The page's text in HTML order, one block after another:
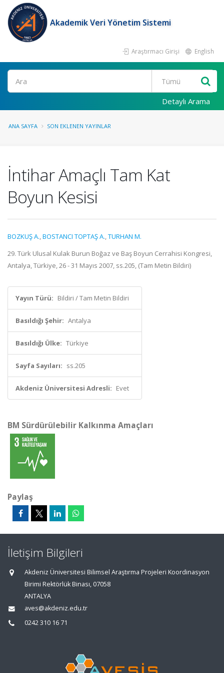
Akademik Veri Yönetim Sistemi
Araştırmacı Girişi English
Ara
Detaylı Arama
ANA SAYFA SON EKLENEN YAYINLAR
İntihar Amaçlı Tam Kat
Boyun Kesisi
BOZKUŞ A.,BOSTANCI TOPTAŞ A.,TURHAN M.
29. Türk Ulusal Kulak Burun Boğaz ve Baş Boyun Cerrahisi Kongresi,
Antalya, Türkiye, 26 - 31 Mayıs 2007, ss.205, (Tam Metin Bildiri)
Yayın Türü: Bildiri / Tam Metin Bildiri
Basıldığı Şehir: Antalya
Basıldığı Ülke: Türkiye
Sayfa Sayıları: ss.205
Akdeniz Üniversitesi Adresli: Evet
BM Sürdürülebilir Kalkınma Amaçları
Paylaş
İletişim Bilgileri
Akdeniz Üniversitesi Bilimsel Araştırma Projeleri Koordinasyon
Birimi Rektörlük Binası, 07058
ANTALYA
aves@akdeniz.edu.tr
0242 310 16 71